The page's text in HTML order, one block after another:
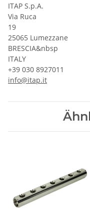
ITAP S.p.A.
Via Ruca
19
25065 Lumezzane
BRESCIA&nbsp
ITALY
+39 030 8927011
info@itap.it